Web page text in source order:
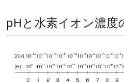
pHと水素イオン濃度